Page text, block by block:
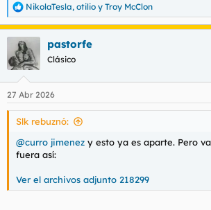
R
e
a
c
i
e
s
NikolaTesla, otilio y Troy McClon
pastorfe
Clásico
27 Abr 2026
Slk rebuznó:
@curro jimenez y esto ya es aparte. Pero
fuera así:
Ver el archivos adjunto 218299